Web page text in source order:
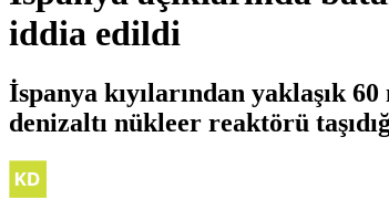
iddia edildi
İspanya kıyılarından yaklaşık
denizaltı nükleer reaktörü